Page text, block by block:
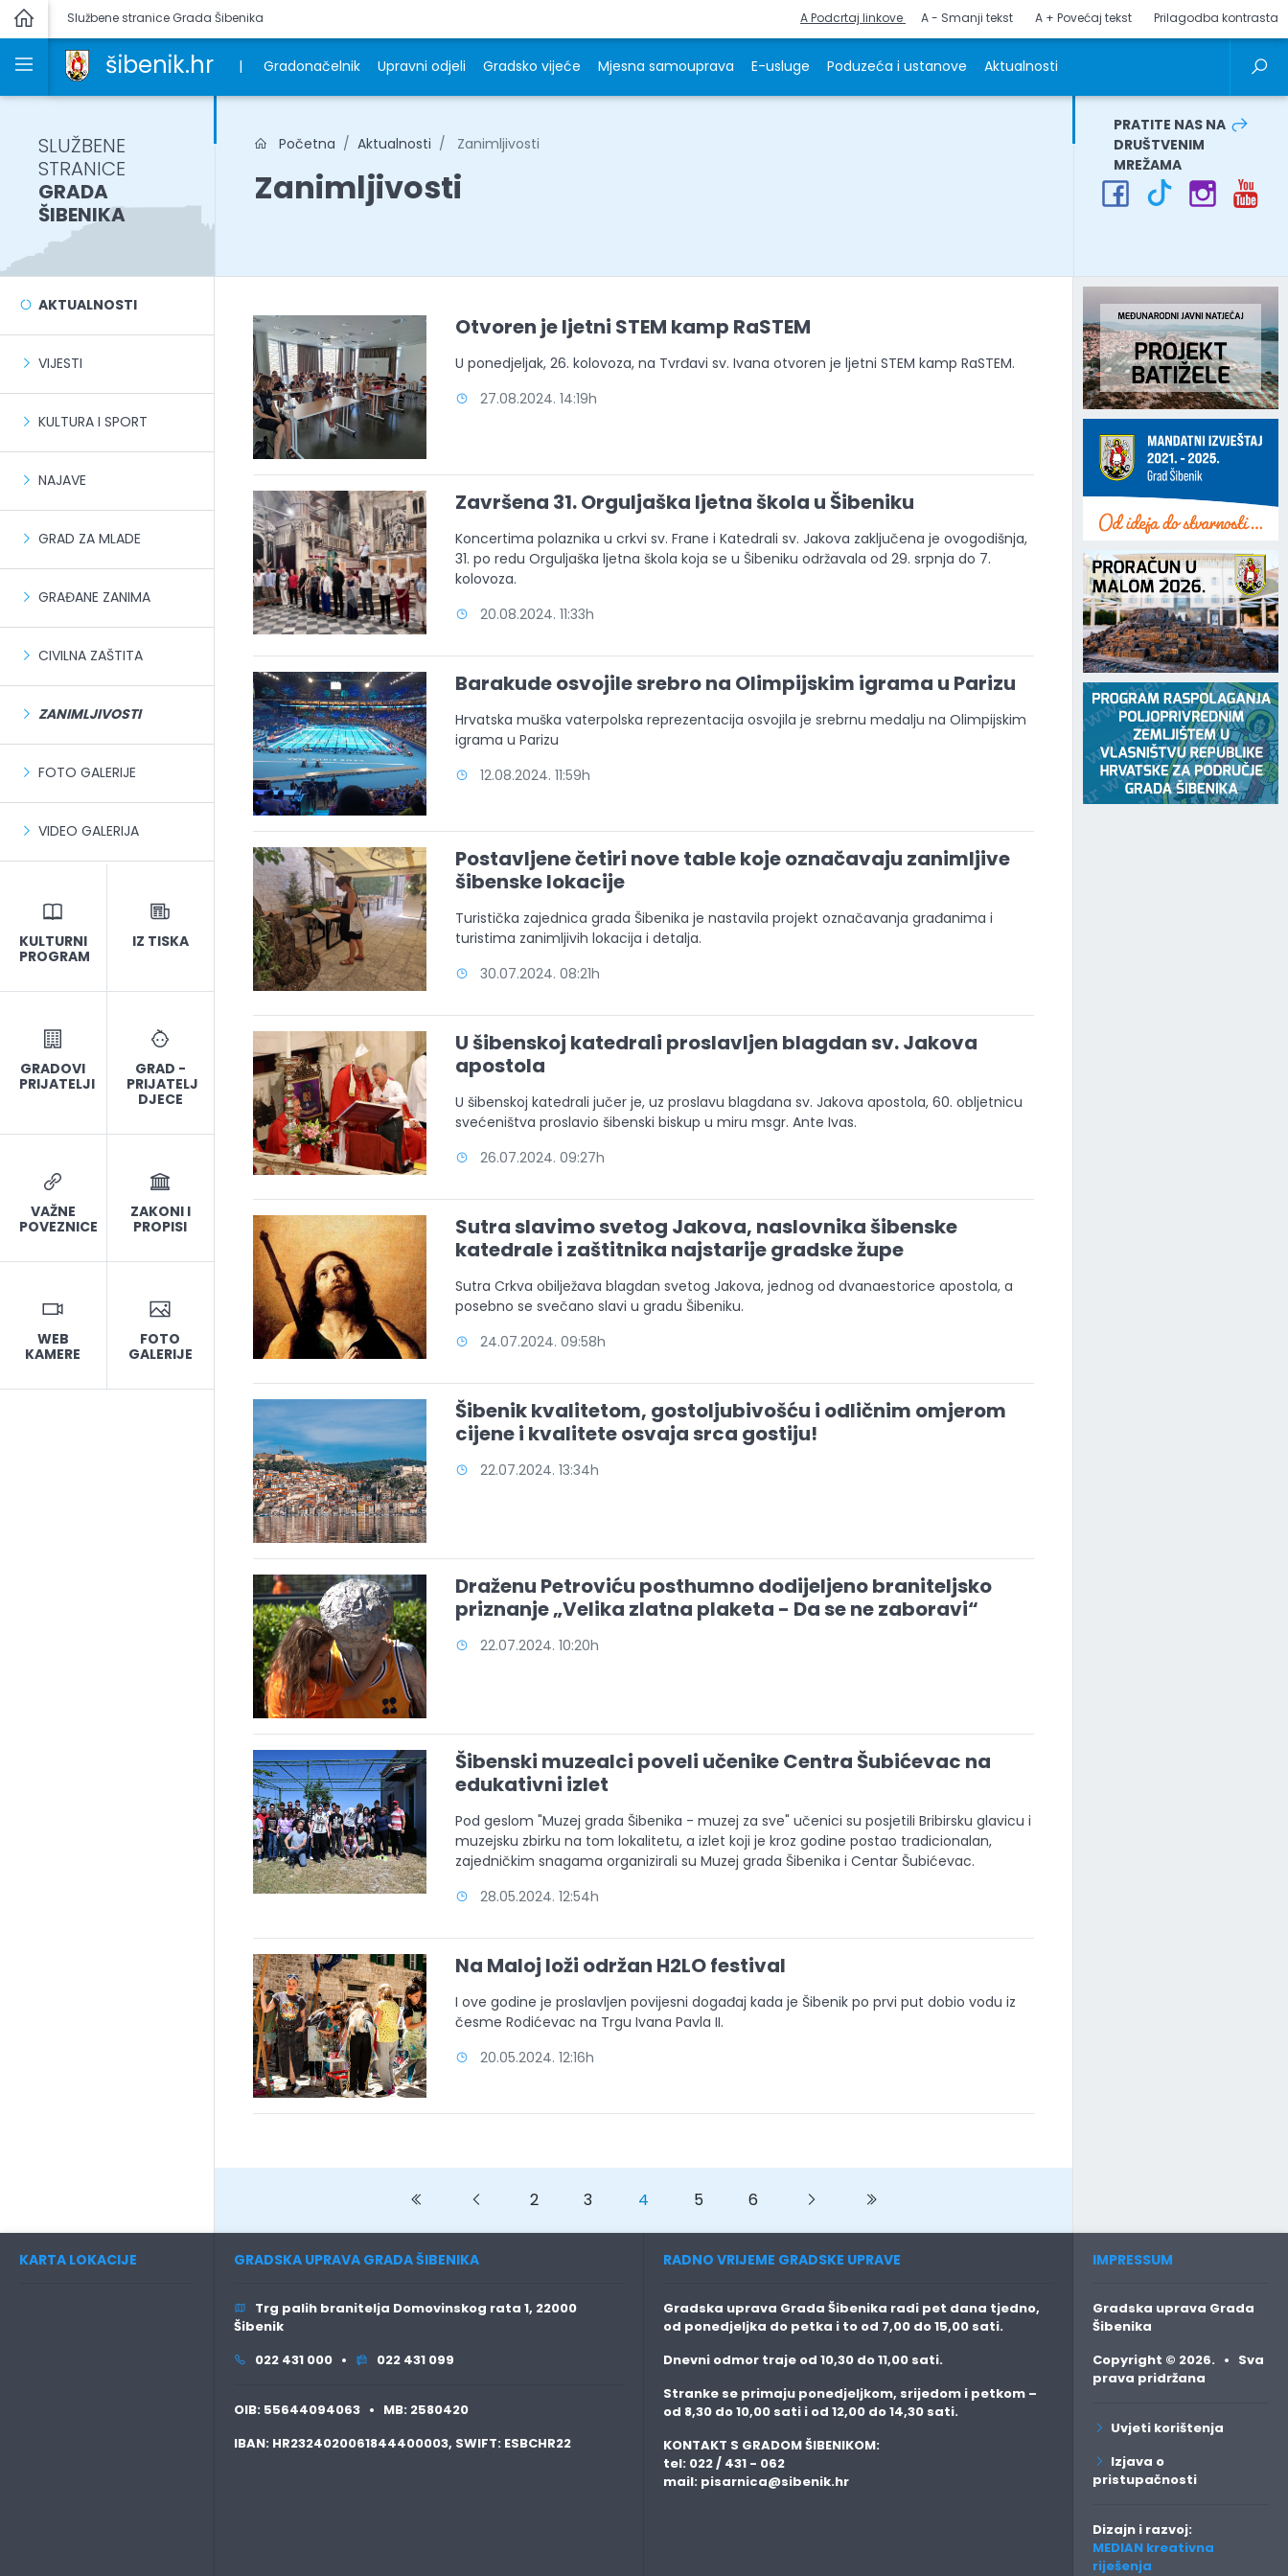
Službene stranice Grada Šibenika A Podcrtaj linkove A - Smanji tekst A + Povećaj tekst Prilagodba kontrasta
šibenik.hr | Gradonačelnik Upravni odjeli Gradsko vijeće Mjesna samouprava E-usluge Poduzeća i ustanove Aktualnosti
SLUŽBENE
STRANICE
GRADA
ŠIBENIKA
Početna Aktualnosti Zanimljivosti
Zanimljivosti
PRATITE NAS NA
DRUŠTVENIM
MREŽAMA
AKTUALNOSTI
VIJESTI
KULTURA I SPORT
NAJAVE
GRAD ZA MLADE
GRAĐANE ZANIMA
CIVILNA ZAŠTITA
ZANIMLJIVOSTI
FOTO GALERIJE
VIDEO GALERIJA
KULTURNI
PROGRAM
IZ TISKA
GRADOVI
PRIJATELJI
GRAD -
PRIJATELJ
DJECE
VAŽNE
POVEZNICE
ZAKONI I
PROPISI
WEB
KAMERE
FOTO
GALERIJE
Otvoren je ljetni STEM kamp RaSTEM
U ponedjeljak, 26. kolovoza, na Tvrđavi sv. Ivana otvoren je ljetni STEM kamp RaSTEM.
27.08.2024. 14:19h
Završena 31. Orguljaška ljetna škola u Šibeniku
Koncertima polaznika u crkvi sv. Frane i Katedrali sv. Jakova zaključena je ovogodišnja,
31. po redu Orguljaška ljetna škola koja se u Šibeniku održavala od 29. srpnja do 7.
kolovoza.
20.08.2024. 11:33h
Barakude osvojile srebro na Olimpijskim igrama u Parizu
Hrvatska muška vaterpolska reprezentacija osvojila je srebrnu medalju na Olimpijskim
igrama u Parizu
12.08.2024. 11:59h
Postavljene četiri nove table koje označavaju zanimljive
šibenske lokacije
Turistička zajednica grada Šibenika je nastavila projekt označavanja građanima i
turistima zanimljivih lokacija i detalja.
30.07.2024. 08:21h
U šibenskoj katedrali proslavljen blagdan sv. Jakova
apostola
U šibenskoj katedrali jučer je, uz proslavu blagdana sv. Jakova apostola, 60. obljetnicu
svećeništva proslavio šibenski biskup u miru msgr. Ante Ivas.
26.07.2024. 09:27h
Sutra slavimo svetog Jakova, naslovnika šibenske
katedrale i zaštitnika najstarije gradske župe
Sutra Crkva obilježava blagdan svetog Jakova, jednog od dvanaestorice apostola, a
posebno se svečano slavi u gradu Šibeniku.
24.07.2024. 09:58h
Šibenik kvalitetom, gostoljubivošću i odličnim omjerom
cijene i kvalitete osvaja srca gostiju!
22.07.2024. 13:34h
Draženu Petroviću posthumno dodijeljeno braniteljsko
priznanje „Velika zlatna plaketa - Da se ne zaboravi“
22.07.2024. 10:20h
Šibenski muzealci poveli učenike Centra Šubićevac na
edukativni izlet
Pod geslom "Muzej grada Šibenika - muzej za sve" učenici su posjetili Bribirsku glavicu i
muzejsku zbirku na tom lokalitetu, a izlet koji je kroz godine postao tradicionalan,
zajedničkim snagama organizirali su Muzej grada Šibenika i Centar Šubićevac.
28.05.2024. 12:54h
Na Maloj loži održan H2LO festival
I ove godine je proslavljen povijesni događaj kada je Šibenik po prvi put dobio vodu iz
česme Rodićevac na Trgu Ivana Pavla II.
20.05.2024. 12:16h
Previous Previous
2 3 4 5 6
KARTA LOKACIJE GRADSKA UPRAVA GRADA ŠIBENIKA
Trg palih branitelja Domovinskog rata 1, 22000
Šibenik
022 431 000 •
022 431 099
OIB: 55644094063 • MB: 2580420
IBAN: HR2324020061844400003, SWIFT: ESBCHR22
RADNO VRIJEME GRADSKE UPRAVE
Gradska uprava Grada Šibenika radi pet dana tjedno,
od ponedjeljka do petka i to od 7,00 do 15,00 sati.
Dnevni odmor traje od 10,30 do 11,00 sati.
Stranke se primaju ponedjeljkom, srijedom i petkom –
od 8,30 do 10,00 sati i od 12,00 do 14,30 sati.
KONTAKT S GRADOM ŠIBENIKOM:
tel: 022 / 431 - 062
mail: pisarnica@sibenik.hr
IMPRESSUM
Gradska uprava Grada
Šibenika
Copyright © 2026. • Sva
prava pridržana
Uvjeti korištenja
Izjava o
pristupačnosti
Dizajn i razvoj:
MEDIAN kreativna
riješenja